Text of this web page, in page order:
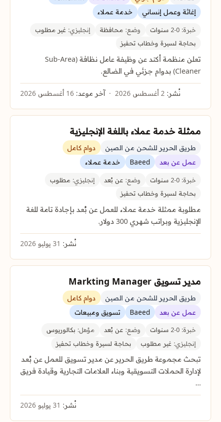
إغاثة وعمل إنساني
خدمة عملاء
خبرة: وضع: محافظة إنجليزي: غير مطلوب
بحاجة لسيرة وخطاب تحفيز
تعلن منظمة أكتد عن وظيفة عامل نظافة (Sub-Area
Cleaner) بدوام جزئي في الضالع.
نُشر: آخر موعد:
ممثلة خدمة عملاء باللغة الإنجليزية
طريق الحرير للشحن من الصين
دوام كامل
عمل عن بعد
Baeed خدمة عملاء
خبرة: وضع: عن بُعد إنجليزي: مطلوب
بحاجة لسيرة وخطاب تحفيز
مطلوبة ممثلة خدمة عملاء للعمل عن بُعد بإجادة تامة للغة
الإنجليزية وبراتب شهري 300 دولار.
نُشر:
مدير تسويق Markting Manager
طريق الحرير للشحن من الصين
دوام كامل
عمل عن بعد
Baeed تسويق ومبيعات
خبرة: وضع: عن بُعد مؤهل: بكالوريوس
إنجليزي: غير مطلوب بحاجة لسيرة وخطاب تحفيز
تبحث مجموعة طريق الحرير عن مدير تسويق للعمل عن بُعد
لإدارة الحملات التسويقية وبناء العلامات التجارية وقيادة فريق
…
نُشر: